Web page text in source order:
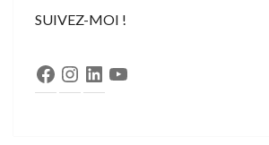
SUIVEZ-MOI !
Facebook
Instagram
LinkedInYouTube